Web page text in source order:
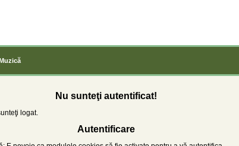
Nu sunteţi autentificat!
logat.
Autentificare